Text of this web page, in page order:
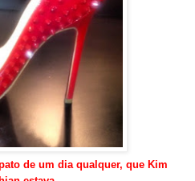
de um dia qualquer, que Kim